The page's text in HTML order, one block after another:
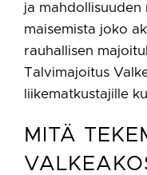
ja mahdollisuuden
maisemista joko
rauhallisen
Talvimajoitus
liikematkustajille
MITÄ